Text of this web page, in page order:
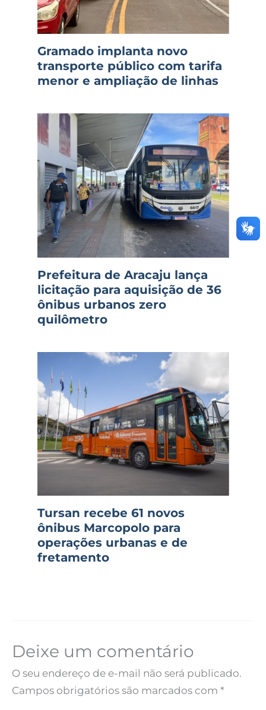
Gramado implanta novo
transporte público com tarifa
menor e ampliação de linhas
Prefeitura de Aracaju lança
licitação para aquisição de 36
ônibus urbanos zero
quilômetro
Tursan recebe 61 novos
ônibus Marcopolo para
operações urbanas e de
fretamento
Deixe um comentário
O seu endereço de e-mail não será publicado.
Campos obrigatórios são marcados com *